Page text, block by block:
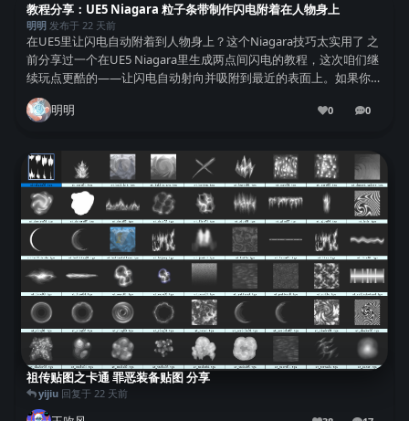
教程分享：UE5 Niagara 粒子条带制作闪电附着在人物身上
明明发布于 22 天前
在UE5里让闪电自动附着到人物身上？这个Niagara技巧太实用了 之
前分享过一个在UE5 Niagara里生成两点间闪电的教程，这次咱们继
续玩点更酷的——让闪电自动射向并吸附到最近的表面上。如果你看
过上期教学，可以直接跳过基础部分，不过新手还是建议先补补课
哈。 第一步：创建新发...
明明 0 0
0条回复
祖传贴图之卡通 罪恶装备贴图 分享
yijiu回复于 22 天前